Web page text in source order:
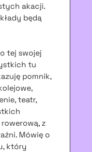
akacji.
będą
tej swojej
tu
pomnik,
teatr,
z
Mówię o
który